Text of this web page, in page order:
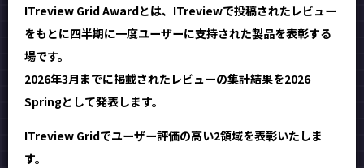
ITreview Grid Awardとは、ITreviewで投稿されたレビュー
をもとに四半期に一度ユーザーに支持された製品を表彰する
場です。
2026年3月までに掲載されたレビューの集計結果を2026
Springとして発表します。
ITreview Gridでユーザー評価の高い2領域を表彰いたしま
す。